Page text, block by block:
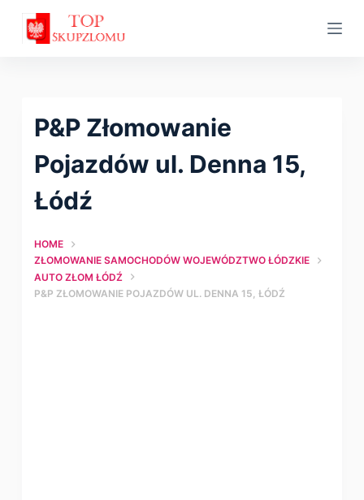
P&P Złomowanie
Pojazdów ul. Denna 15,
Łódź
HOME
ZŁOMOWANIE SAMOCHODÓW WOJEWÓDZTWO ŁÓDZKIE
AUTO ZŁOM ŁÓDŹ
P&P ZŁOMOWANIE POJAZDÓW UL. DENNA 15, ŁÓDŹ